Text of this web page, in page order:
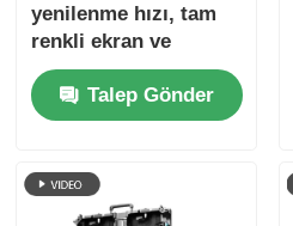
yenilenme hızı, tam
renkli ekran ve
konserler ve sahne
etkinlikleri için IP65
koruması ile açık
duvarı
Talep Gönder